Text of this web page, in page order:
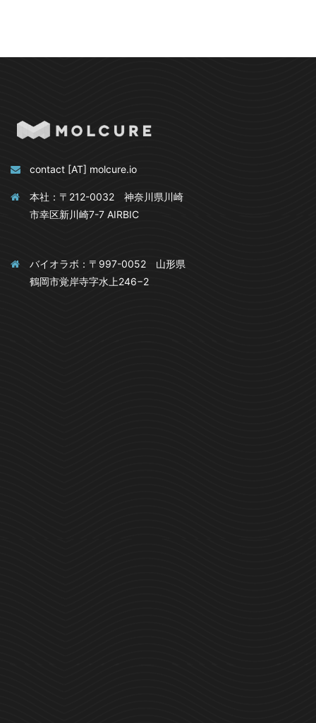
contact [AT] molcure.io
本社：〒212-0032 神奈川県川崎
市幸区新川崎7-7 AIRBIC
バイオラボ：〒997-0052 山形県
鶴岡市覚岸寺字水上246−2